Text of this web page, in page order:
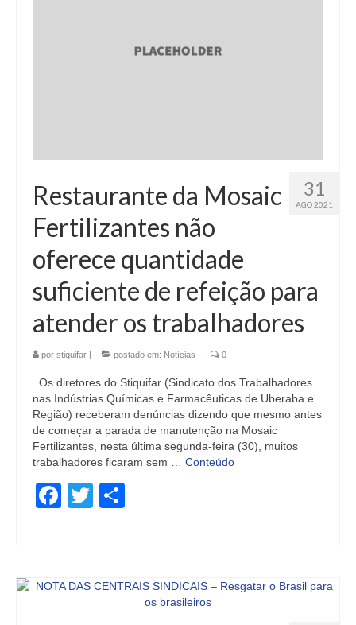
31
AGO 2021
Restaurante da Mosaic
Fertilizantes não
oferece quantidade
suficiente de refeição para
atender os trabalhadores
por stiquifar | postado em: Notícias | 0
Os diretores do Stiquifar (Sindicato dos Trabalhadores
nas Indústrias Químicas e Farmacêuticas de Uberaba e
Região) receberam denúncias dizendo que mesmo antes
de começar a parada de manutenção na Mosaic
Fertilizantes, nesta última segunda-feira (30), muitos
trabalhadores ficaram sem … Conteúdo
Facebook
Twitter